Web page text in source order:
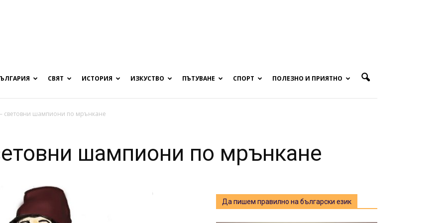
СВЯТ ИСТОРИЯ ИЗКУСТВО ПЪТУВАНЕ СПОРТ ПОЛЕЗНО И ПРИЯТНО
световни шампиони по мрънкане
шампиони по мрънкане
Да пишем правилно на български език